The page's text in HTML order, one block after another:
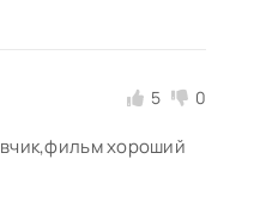
5 0
хороший